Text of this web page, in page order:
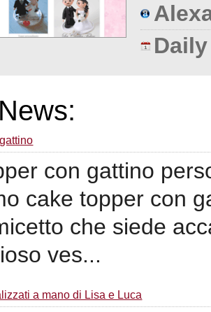
con gattino
cake topper con
che siede
ves...
a mano di Lisa e Luca